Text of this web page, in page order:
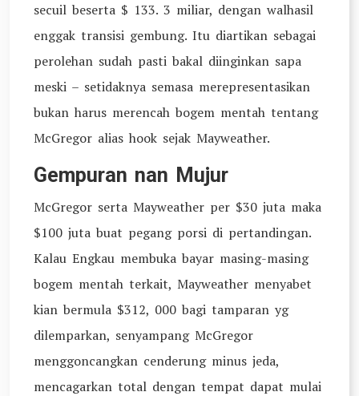
secuil beserta $ 133. 3 miliar, dengan walhasil
enggak transisi gembung. Itu diartikan sebagai
perolehan sudah pasti bakal diinginkan sapa
meski – setidaknya semasa merepresentasikan
bukan harus merencah bogem mentah tentang
McGregor alias hook sejak Mayweather.
Gempuran nan Mujur
McGregor serta Mayweather per $30 juta maka
$100 juta buat pegang porsi di pertandingan.
Kalau Engkau membuka bayar masing-masing
bogem mentah terkait, Mayweather menyabet
kian bermula $312, 000 bagi tamparan yg
dilemparkan, senyampang McGregor
menggoncangkan cenderung minus jeda,
mencagarkan total dengan tempat dapat mulai